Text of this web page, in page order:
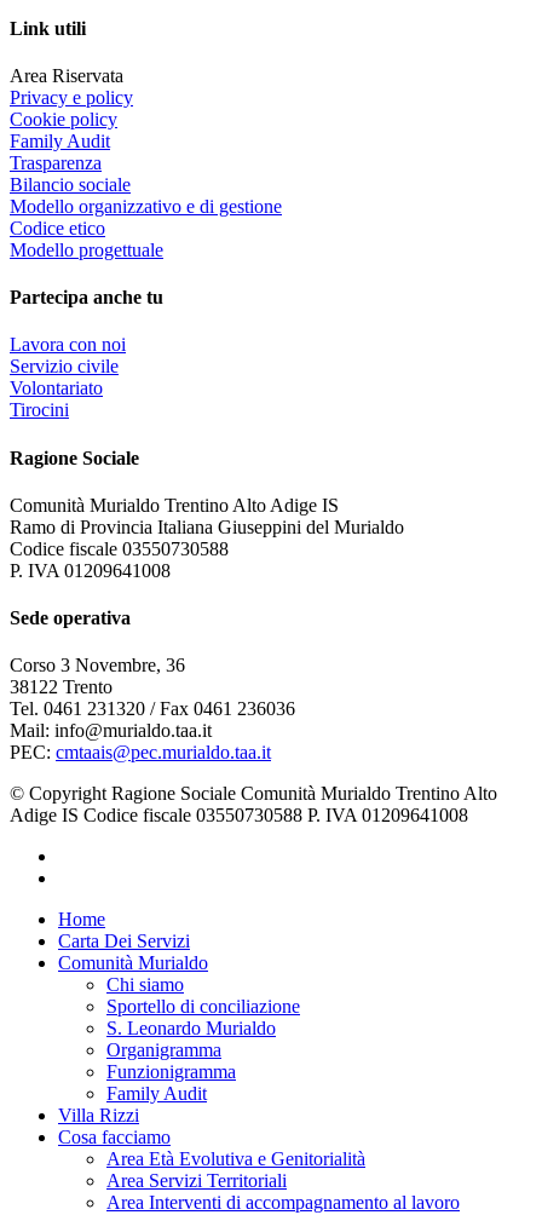
Link utili
Area Riservata
Privacy e policy
Cookie policy
Family Audit
Trasparenza
Bilancio sociale
Modello organizzativo e di gestione
Codice etico
Modello progettuale
Partecipa anche tu
Lavora con noi
Servizio civile
Volontariato
Tirocini
Ragione Sociale
Comunità Murialdo Trentino Alto Adige IS
Ramo di Provincia Italiana Giuseppini del Murialdo
Codice fiscale 03550730588
P. IVA 01209641008
Sede operativa
Corso 3 Novembre, 36
38122 Trento
Tel. 0461 231320 / Fax 0461 236036
Mail: info@murialdo.taa.it
PEC: cmtaais@pec.murialdo.taa.it
© Copyright Ragione Sociale Comunità Murialdo Trentino Alto
Adige IS Codice fiscale 03550730588 P. IVA 01209641008
Close
Menu
Home
Carta Dei Servizi
Comunità Murialdo
Chi siamo
Sportello di conciliazione
S. Leonardo Murialdo
Organigramma
Funzionigramma
Family Audit
Villa Rizzi
Cosa facciamo
Area Età Evolutiva e Genitorialità
Area Servizi Territoriali
Area Interventi di accompagnamento al lavoro